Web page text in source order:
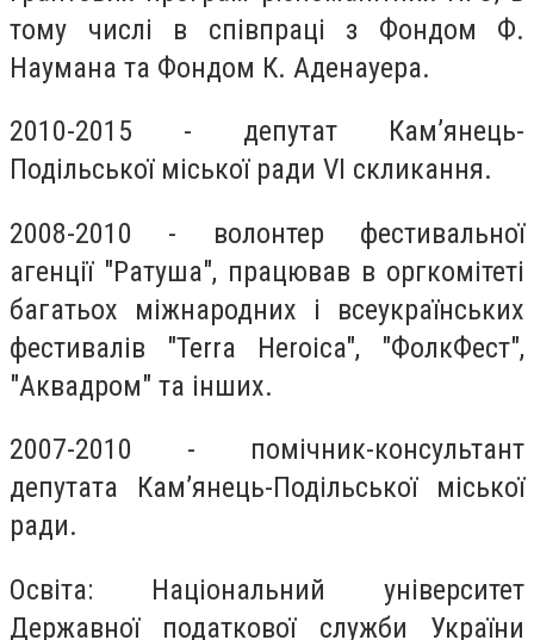
тому числі в співпраці з Фондом Ф.
Наумана та Фондом К. Аденауера.
2010-2015 - депутат Кам’янець-
Подільської міської ради VI скликання.
2008-2010 - волонтер фестивальної
агенції "Ратуша", працював в оргкомітеті
багатьох міжнародних і всеукраїнських
фестивалів "Terra Heroica", "ФолкФест",
"Аквадром" та інших.
2007-2010 - помічник-консультант
депутата Кам’янець-Подільської міської
ради.
Освіта: Національний університет
Державної податкової служби України